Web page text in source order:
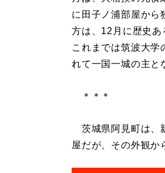
に田子ノ浦部屋から
方は、12月に歴史あ
これまでは筑波大学
れて一国一城の主と
＊＊＊
茨城県阿見町は、
屋だが、その外観か